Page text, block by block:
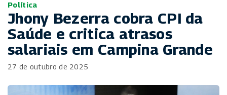
Política
Jhony Bezerra cobra CPI da
Saúde e critica atrasos
salariais em Campina Grande
27 de outubro de 2025